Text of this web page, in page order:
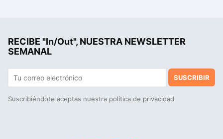
RECIBE "In/Out", NUESTRA NEWSLETTER
SEMANAL
SUSCRIBIR
Suscribiéndote aceptas nuestra política de privacidad